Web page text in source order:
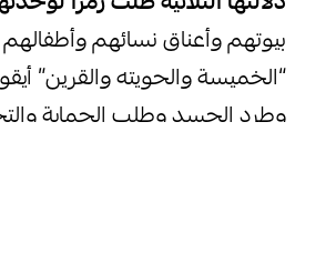
بيوتهم وأعناق نسائهم
“الخميسة والحويته والقرين”
وطرد الحسد وطلب الحماية